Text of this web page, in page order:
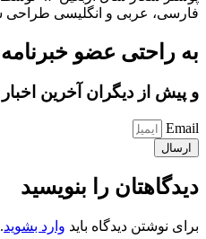
فارسی، عربی و انگلیسی
به راحتی عضو
و پیش از دیگران آخرین
Email
ارسال
دیدگاهتان را بنویسید
برای نوشتن دیدگاه باید وارد بشوید.